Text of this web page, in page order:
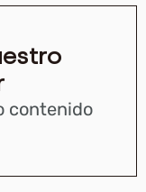
contenido